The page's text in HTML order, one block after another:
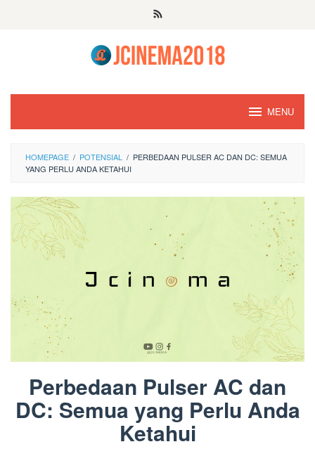
MENU
HOMEPAGE / POTENSIAL / PERBEDAAN PULSER AC DAN DC: SEMUA
YANG PERLU ANDA KETAHUI
Perbedaan Pulser AC dan
DC: Semua yang Perlu Anda
Ketahui